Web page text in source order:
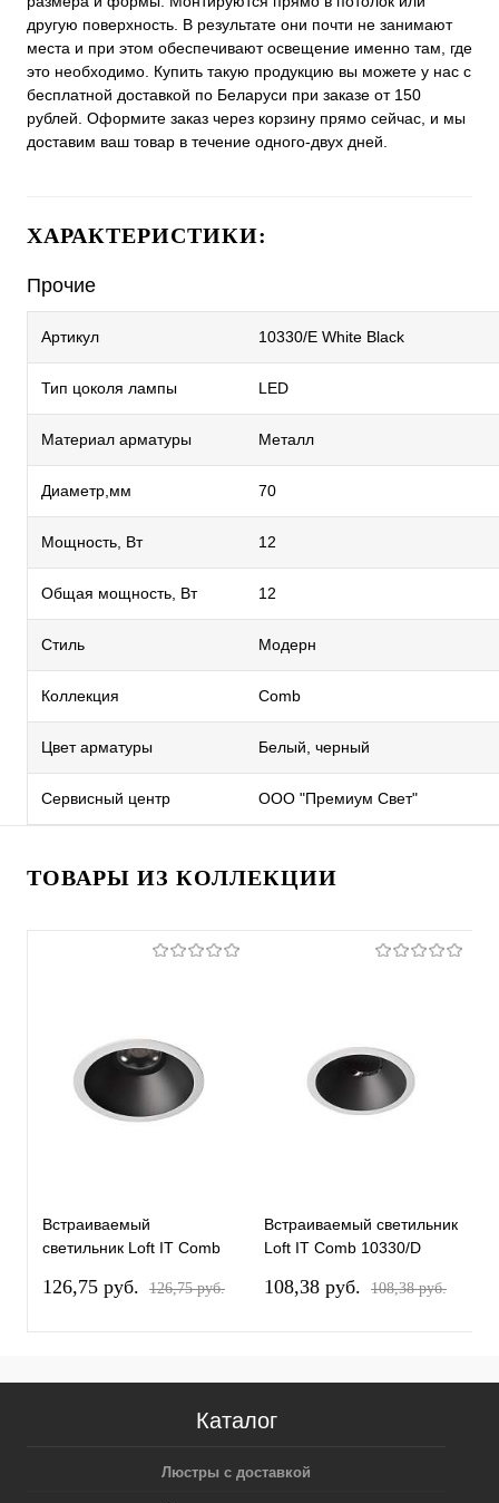
другую поверхность. В результате они почти не занимают
места и при этом обеспечивают освещение именно там, где
это необходимо. Купить такую продукцию вы можете у нас с
бесплатной доставкой по Беларуси при заказе от 150
рублей. Оформите заказ через корзину прямо сейчас, и мы
доставим ваш товар в течение одного-двух дней.
ХАРАКТЕРИСТИКИ:
Прочие
Артикул 10330/E White Black
Тип цоколя лампы LED
Материал арматуры Металл
Диаметр,мм 70
Мощность, Вт 12
Общая мощность, Вт 12
Стиль Модерн
Коллекция Comb
Цвет арматуры Белый, черный
Сервисный центр ООО "Премиум Свет"
ТОВАРЫ ИЗ КОЛЛЕКЦИИ
Встраиваемый
светильник Loft IT Comb
126,75 pуб. 126,75 pуб.
Встраиваемый светильник
Loft IT Comb 10330/D
108,38 pуб. 108,38 pуб.
Каталог
Люстры с доставкой